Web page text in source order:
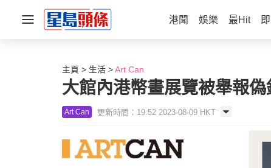
港聞 娛樂 最Hit
主頁 生活 Art Can
大館內港幣畫展覽被舉報
Art Can 更新時間：19:52 2023-08-09 HKT